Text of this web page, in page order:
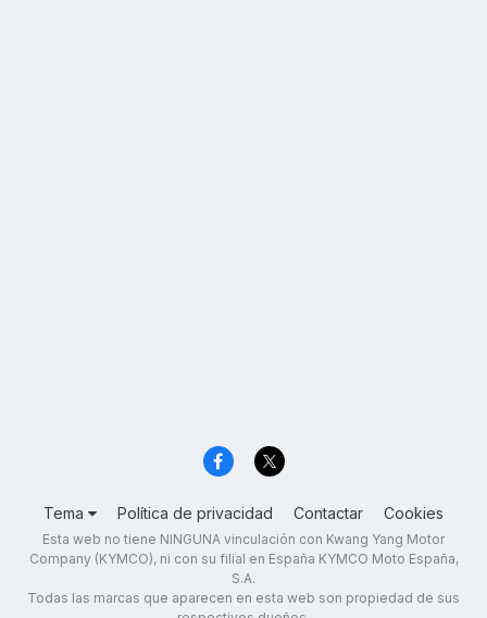
Tema Política de privacidad Contactar Cookies
Esta web no tiene NINGUNA vinculación con Kwang Yang Motor
Company (KYMCO), ni con su filial en España KYMCO Moto España,
S.A.
Todas las marcas que aparecen en esta web son propiedad de sus